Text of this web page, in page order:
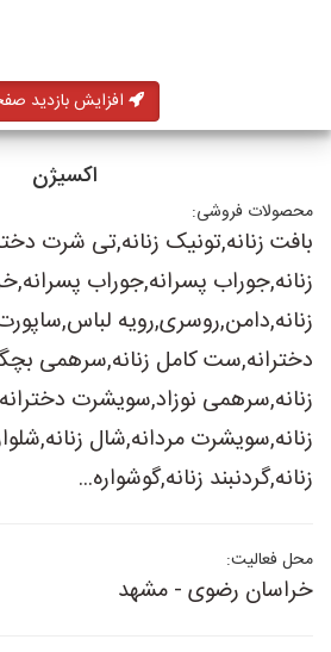
افزایش بازدید
اکسیژن
محصولات فروشی:
بافت زنانه,تونیک زنانه,تی شرت
زنانه,جوراب پسرانه,جوراب
زنانه,دامن,روسری,رویه
دخترانه,ست کامل زنانه,سرهمی
زنانه,سرهمی نوزاد,سویشرت
زنانه,سویشرت مردانه,شال
زنانه,گردنبند زنانه,گوشواره...
محل فعالیت:
خراسان رضوی - مشهد